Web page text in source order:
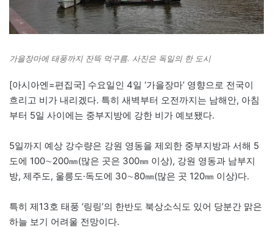
가을장마에 태풍까지 잔뜩 먹구름. 사진은 독일의 한 도시
[아시아엔=편집국] 수요일인 4일 ‘가을장마’ 영향으로 전국이
흐리고 비가 내리겠다. 특히 새벽부터 오전까지는 남해안, 아침
부터 5일 사이에는 중부지방에 강한 비가 예보됐다.
5일까지 예상 강수량은 강원 영동을 제외한 중부지방과 서해 5
도에 100∼200㎜(많은 곳은 300㎜ 이상), 강원 영동과 남부지
방, 제주도, 울릉도·독도에 30∼80㎜(많은 곳 120㎜ 이상)다.
특히 제13호 태풍 ‘링링’의 한반도 북상소식도 있어 당분간 맑은
하늘 보기 어려울 전망이다.